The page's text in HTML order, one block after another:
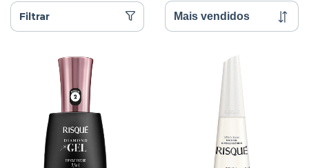
Filtrar